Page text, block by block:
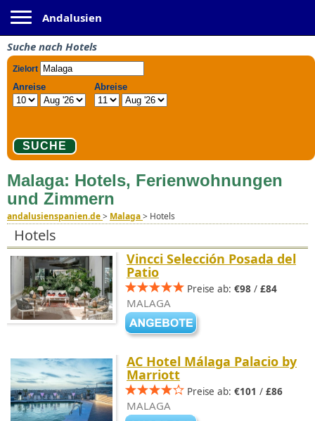
Andalusien
Suche nach Hotels
Malaga: Hotels, Ferienwohnungen
und Zimmern
andalusienspanien.de> Malaga> Hotels
Hotels
Vincci Selección Posada del
Patio
Preise ab: €98 / £84
MALAGA
AC Hotel Málaga Palacio by
Marriott
Preise ab: €101 / £86
MALAGA